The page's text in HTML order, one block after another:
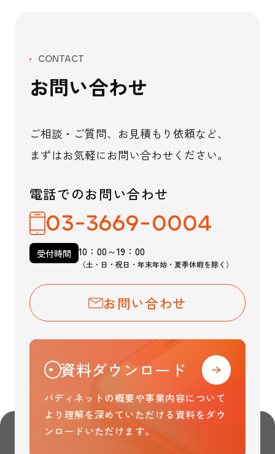
CONTACT
お問い合わせ
ご相談・ご質問、お見積もり依頼など、
まずはお気軽にお問い合わせください。
電話でのお問い合わせ
03-3669-0004
受付時間 10：00～19：00
（土・日・祝日・年末年始・夏季休暇を除く）
お問い合わせ
資料ダウンロード
バディネットの概要や事業内容について
より理解を深めていただける資料をダウ
ンロードいただけます。